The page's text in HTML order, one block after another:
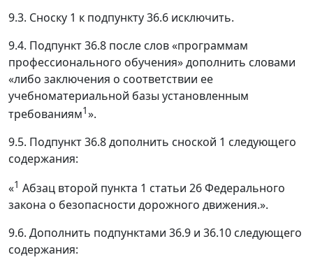
9.3. Сноску 1 к подпункту 36.6 исключить.
9.4. Подпункт 36.8 после слов «программам
профессионального обучения» дополнить словами
«либо заключения о соответствии ее
учебноматериальной базы установленным
требованиям1».
9.5. Подпункт 36.8 дополнить сноской 1 следующего
содержания:
«1 Абзац второй пункта 1 статьи 26 Федерального
закона о безопасности дорожного движения.».
9.6. Дополнить подпунктами 36.9 и 36.10 следующего
содержания: